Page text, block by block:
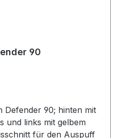
90
90; hinten mit
und links mit gelbem
für den Auspuff